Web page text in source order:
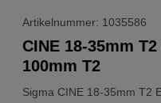
Artikelnummer: 1035586
Sigma CINE 18-35mm T2
CINE 18-35mm
100mm T2